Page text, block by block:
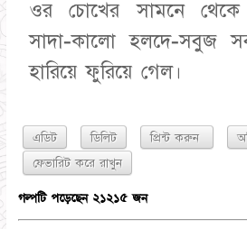
ওর চোখের সামনে থেকে
সাদা-কালো হলদে-সবুজ
হারিয়ে ফুরিয়ে গেল।
এডিট ডিলিট প্রিন্ট করুন
গল্পটি পড়েছেন ২১২১৫ জন